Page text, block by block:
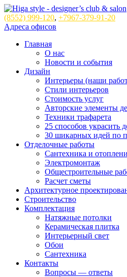
(8552) 999-120, +7967-379-91-20
Адреса офисов
Главная
О нас
Новости и события
Дизайн
Интерьеры (наши
Стили интерьеров
Стоимость услуг
Авторские элементы
Техники трафарета
25 способов украсить
30 шикарных идей по
Отделочные работы
Сантехника и
Электромонтаж
Общестроительные
Расчет сметы
Архитектурное
Строительство
Комплектация
Натяжные потолки
Керамическая плитка
Интерьерный свет
Обои
Сантехника
Контакты
Вопросы — ответы